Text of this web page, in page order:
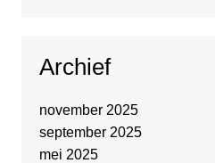
Archief
november 2025
september 2025
mei 2025